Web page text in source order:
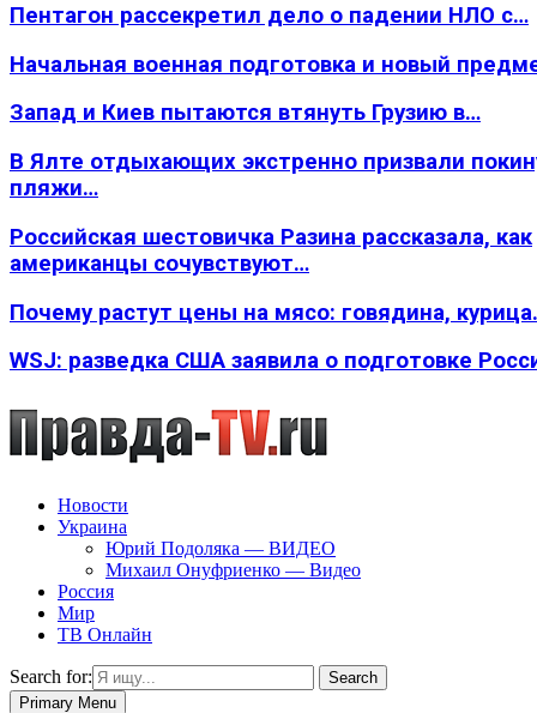
Пентагон рассекретил дело о падении НЛО с…
Начальная военная подготовка и новый
Запад и Киев пытаются втянуть Грузию в…
В Ялте отдыхающих экстренно призвали
пляжи…
Российская шестовичка Разина рассказала, как
американцы сочувствуют…
Почему растут цены на мясо: говядина,
WSJ: разведка США заявила о подготовке
Новости
Украина
Юрий Подоляка — ВИДЕО
Михаил Онуфриенко — Видео
Россия
Мир
ТВ Онлайн
Search for:
Search
Primary Menu